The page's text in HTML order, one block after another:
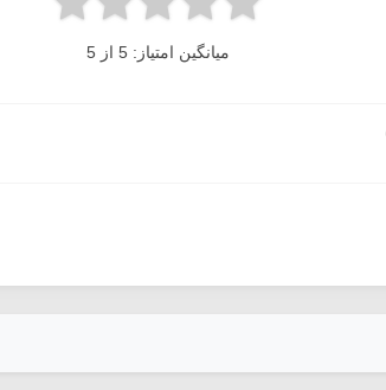
میانگین امتیاز: 5 از 5